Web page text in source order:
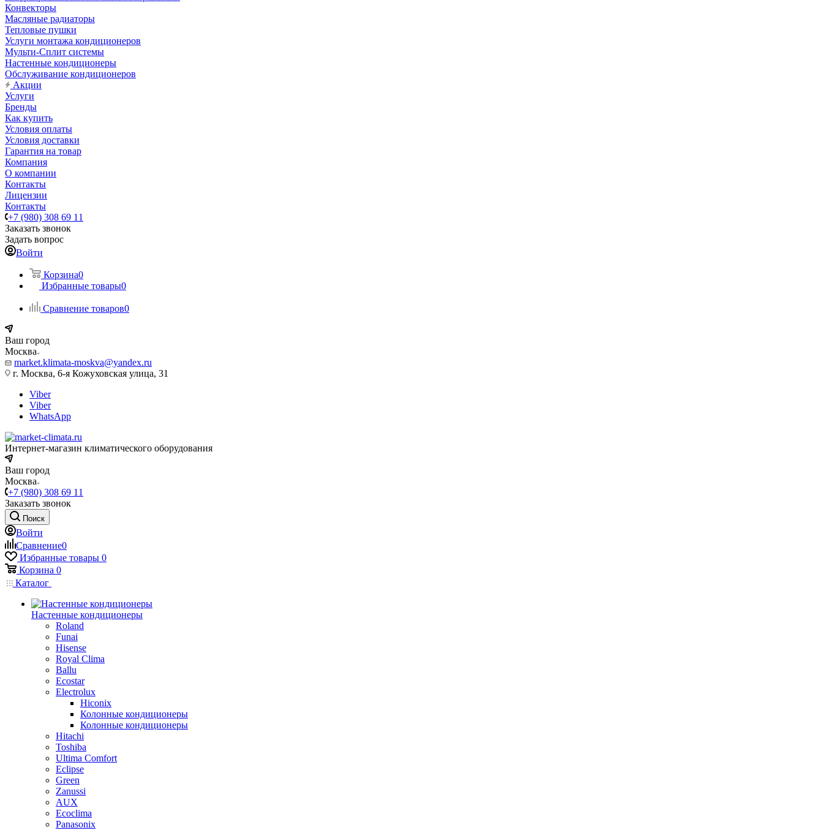
Конвекторы
Масляные радиаторы
Тепловые пушки
Услуги монтажа кондиционеров
Мульти-Сплит системы
Настенные кондиционеры
Обслуживание кондиционеров
Акции
Услуги
Бренды
Как купить
Условия оплаты
Условия доставки
Гарантия на товар
Компания
О компании
Контакты
Лицензии
Контакты
+7 (980) 308 69 11
Заказать звонок
Задать вопрос
Войти
Корзина0
Избранные товары0
Сравнение товаров0
Ваш город
Москва
market.klimata-moskva@yandex.ru
г. Москва, 6-я Кожуховская улица, 31
Viber
Viber
WhatsApp
Интернет-магазин климатического оборудования
Ваш город
Москва
+7 (980) 308 69 11
Заказать звонок
Поиск
Войти
Сравнение0
Избранные товары 0
Корзина 0
Каталог
Настенные кондиционеры
Roland
Funai
Hisense
Royal Clima
Ballu
Ecostar
Electrolux
Hiconix
Колонные кондиционеры
Колонные кондиционеры
Hitachi
Toshiba
Ultima Comfort
Eclipse
Green
Zanussi
AUX
Ecoclima
Panasonix